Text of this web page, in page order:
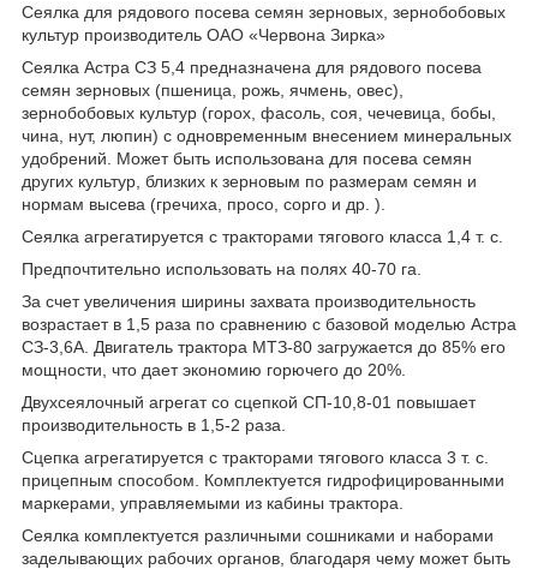
Сеялка для рядового посева семян зерновых, зернобобовых
культур производитель ОАО «Червона Зирка»
Сеялка Астра СЗ 5,4 предназначена для рядового посева
семян зерновых (пшеница, рожь, ячмень, овес),
зернобобовых культур (горох, фасоль, соя, чечевица, бобы,
чина, нут, люпин) с одновременным внесением минеральных
удобрений. Может быть использована для посева семян
других культур, близких к зерновым по размерам семян и
нормам высева (гречиха, просо, сорго и др. ).
Сеялка агрегатируется с тракторами тягового класса 1,4 т. с.
Предпочтительно использовать на полях 40-70 га.
За счет увеличения ширины захвата производительность
возрастает в 1,5 раза по сравнению с базовой моделью Астра
СЗ-3,6А. Двигатель трактора МТЗ-80 загружается до 85% его
мощности, что дает экономию горючего до 20%.
Двухсеялочный агрегат со сцепкой СП-10,8-01 повышает
производительность в 1,5-2 раза.
Сцепка агрегатируется с тракторами тягового класса 3 т. с.
прицепным способом. Комплектуется гидрофицированными
маркерами, управляемыми из кабины трактора.
Сеялка комплектуется различными сошниками и наборами
заделывающих рабочих органов, благодаря чему может быть